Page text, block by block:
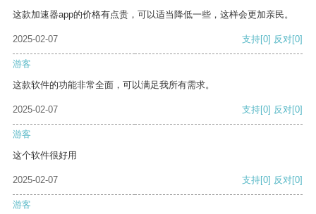
这款加速器app的价格有点贵，可以适当降低一些，这样会更加亲民。
2025-02-07 支持[0] 反对[0]
游客
这款软件的功能非常全面，可以满足我所有需求。
2025-02-07 支持[0] 反对[0]
游客
这个软件很好用
2025-02-07 支持[0] 反对[0]
游客